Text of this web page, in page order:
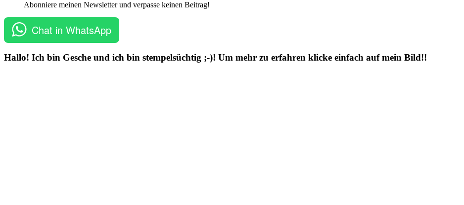
Abonniere meinen Newsletter und verpasse keinen Beitrag!
Chat in WhatsApp
Hallo! Ich bin Gesche und ich bin stempelsüchtig ;-)! Um mehr zu erfahren klicke einfach auf mein Bild!!